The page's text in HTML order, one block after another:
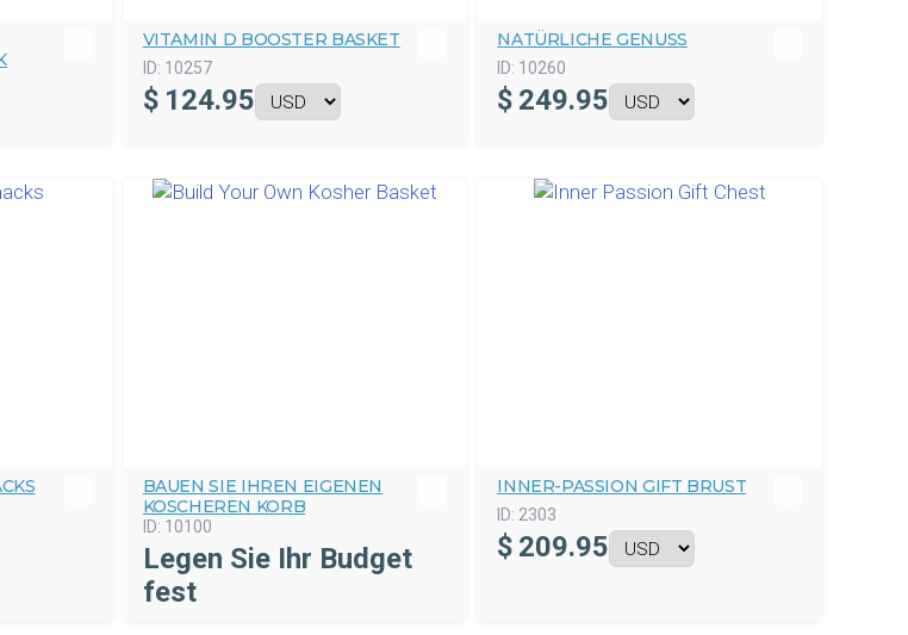
VITAMIN D BOOSTER BASKET
ID: 10257
$ 124.95
NATÜRLICHE GENUSS
ID: 10260
$ 249.95
BAUEN SIE IHREN EIGENEN
KOSCHEREN KORB
ID: 10100
Legen Sie Ihr Budget
fest
INNER-PASSION GIFT BRUST
ID: 2303
$ 209.95